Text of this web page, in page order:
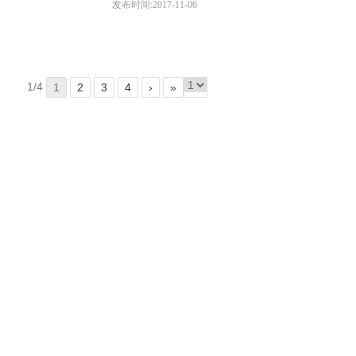
发布时间:2017-11-06
1/4 1 2 3 4 › »